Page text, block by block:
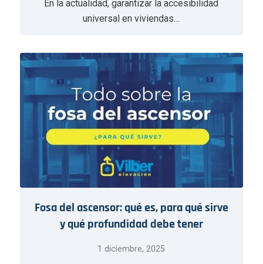
En la actualidad, garantizar la accesibilidad
universal en viviendas…
Fosa del ascensor: qué es, para qué sirve
y qué profundidad debe tener
1 diciembre, 2025